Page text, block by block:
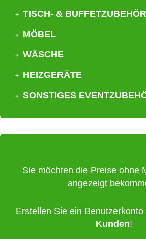
TISCH- & BUFFETZUBEHÖR
MÖBEL
WÄSCHE
HEIZGERÄTE
SONSTIGES
Sie möchten die Preise ohne
angezeigt
Erstellen Sie ein Benutzerkonto
Kunden!